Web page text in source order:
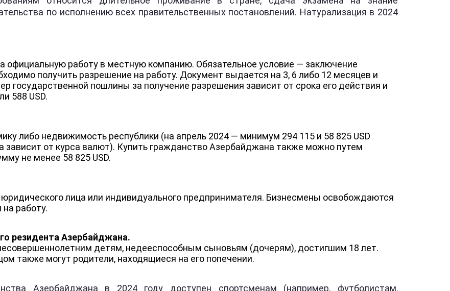
по исполнению всех правительственных постановлений. Натурализация в 2024
официальную работу в местную компанию. Обязательное условие — заключение
получить разрешение на работу. Документ выдается на 3, 6 либо 12 месяцев и
государственной пошлины за получение разрешения зависит от срока его действия и
588 USD.
либо недвижимость республики (на апрель 2024 — минимум 294 115 и 58 825 USD
зависит от курса валют). Купить гражданство Азербайджана также можно путем
не менее 58 825 USD.
юридического лица или индивидуального предпринимателя. Бизнесмены освобождаются
работу.
резидента Азербайджана.
детям, недееспособным сыновьям (дочерям), достигшим 18 лет.
также могут родители, находящиеся на его попечении.
Азербайджана в 2024 году доступен спортсменам (например, футболистам,